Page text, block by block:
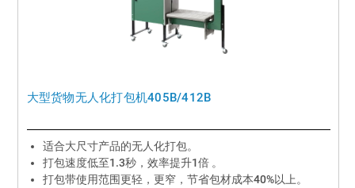
大型货物无人化打包机405B/412B
适合大尺寸产品的无人化打包。
打包速度低至1.3秒，效率提升1倍 。
打包带使用范围更轻，更窄，节省包材成本40%以上。